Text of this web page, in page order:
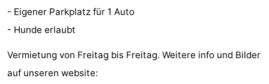
Zentren
Dörfer
- Eigener Parkplatz für 1 Auto
- Hunde erlaubt
Vermietung von Freitag bis Freitag. Weitere info und Bilder
auf unseren website: